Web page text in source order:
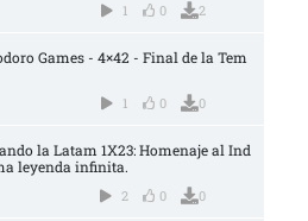
1 0 2
Games - 4×42 - Final de la Tem
1 0 0
la Latam 1X23: Homenaje al Ind
leyenda infinita.
2 0 0